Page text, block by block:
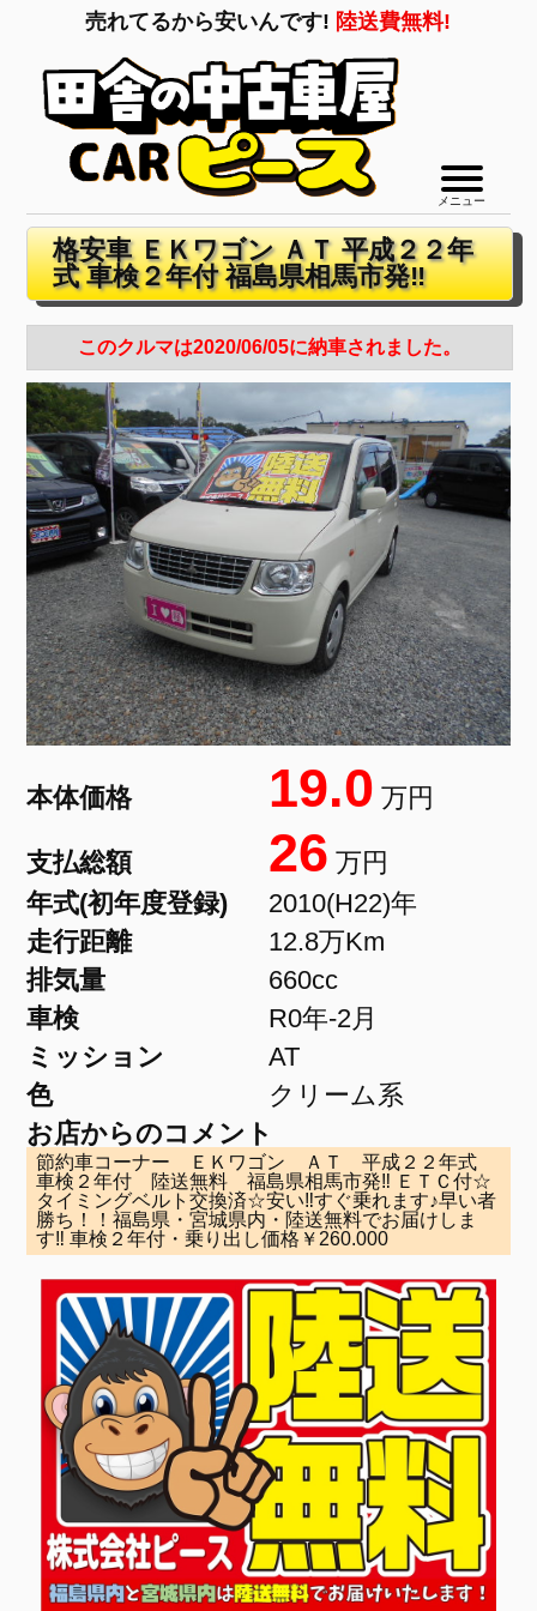
売れてるから安いんです! 陸送費無料!
メニュー
格安車 ＥＫワゴン ＡＴ 平成２２年
式 車検２年付 福島県相馬市発‼
このクルマは2020/06/05に納車されました。
本体価格 19.0 万円
支払総額 26 万円
年式(初年度登録)
2010(H22)年
走行距離
12.8万Km
排気量
660cc
車検
R0年-2月
ミッション
AT
色
クリーム系
お店からのコメント
節約車コーナー ＥＫワゴン ＡＴ 平成２２年式
車検２年付 陸送無料 福島県相馬市発‼ ＥＴＣ付☆
タイミングベルト交換済☆安い‼すぐ乗れます♪早い者
勝ち！！福島県・宮城県内・陸送無料でお届けしま
す‼ 車検２年付・乗り出し価格￥260.000